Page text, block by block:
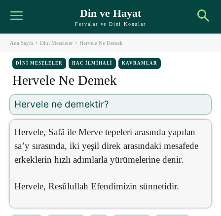
Din ve Hayat
Fetvalar ve Dini Konular
Ana Sayfa Dini Meseleler Hervele Ne Demek
DINI MESELELER HAC İLMIHALI KAVRAMLAR
Hervele Ne Demek
Hervele ne demektir?
Hervele, Safâ ile Merve tepeleri arasında yapılan
sa’y sırasında, iki yeşil direk arasındaki mesafede
erkeklerin hızlı adımlarla yürümelerine denir.
Hervele, Resûlullah Efendimizin sünnetidir.